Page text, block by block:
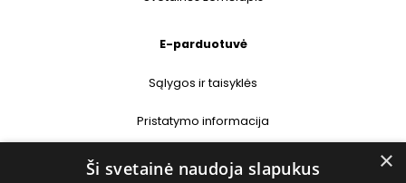
E-parduotuvė
Sąlygos ir taisyklės
Pristatymo informacija
Prekių grąžinimas ×
Ši svetainė naudoja slapukus